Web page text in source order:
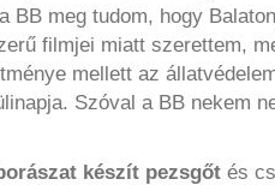
BB meg tudom, hogy
filmjei miatt szerettem,
mellett az
Szóval a BB nekem
készít pezsgőt és